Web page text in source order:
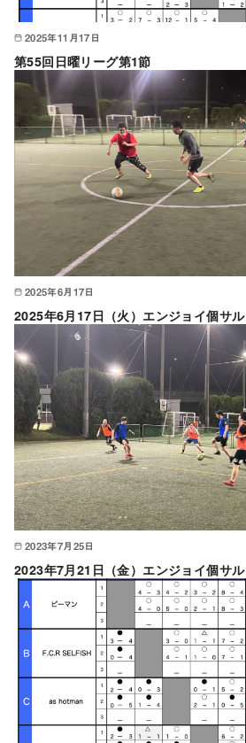
2025年11月17日
第55回日曜リーグ第1節
2025年6月17日
2025年6月17日（火）エンジョイ個サル
2023年7月25日
2023年7月21日（金）エンジョイ個サル